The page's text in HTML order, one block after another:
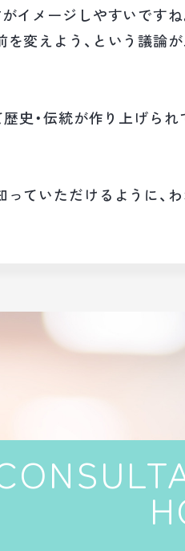
イメージしやすいですね
変えよう、という議論
歴史・伝統が作り上げら
ていただけるように、